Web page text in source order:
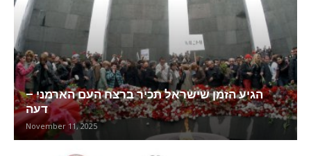
הגיע הזמן שישראל תכיר ברצח העם הארמני –
דעה
November 11, 2025